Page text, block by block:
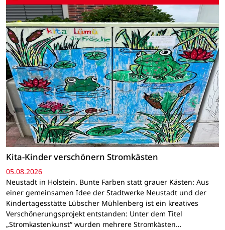
Kita-Kinder verschönern Stromkästen
05.08.2026
Neustadt in Holstein. Bunte Farben statt grauer Kästen: Aus
einer gemeinsamen Idee der Stadtwerke Neustadt und der
Kindertagesstätte Lübscher Mühlenberg ist ein kreatives
Verschönerungsprojekt entstanden: Unter dem Titel
„Stromkastenkunst“ wurden mehrere Stromkästen…